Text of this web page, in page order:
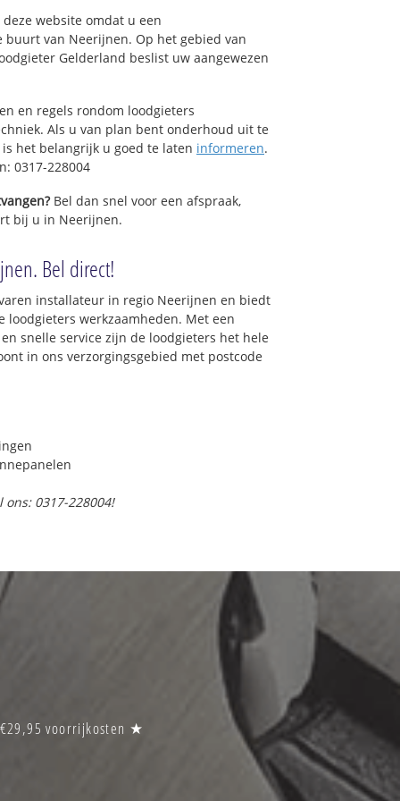
website omdat u een
van Neerijnen. Op het gebied van
Gelderland beslist uw aangewezen
en regels rondom loodgieters
Als u van plan bent onderhoud uit te
het belangrijk u goed te laten informeren.
0317-228004
Bel dan snel voor een afspraak,
bij u in Neerijnen.
Bel direct!
installateur in regio Neerijnen en biedt
loodgieters werkzaamheden. Met een
snelle service zijn de loodgieters het hele
in ons verzorgingsgebied met postcode
ons: 0317-228004!
voorrijkosten ★